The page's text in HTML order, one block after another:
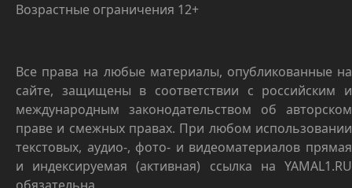
Возрастные ограничения 12+
Все права на любые материалы, опубликованные на
сайте, защищены в соответствии с российским и
международным законодательством об авторском
праве и смежных правах. При любом использовании
текстовых, аудио-, фото- и видеоматериалов прямая
и индексируемая (активная) ссылка на YAMAL1.RU